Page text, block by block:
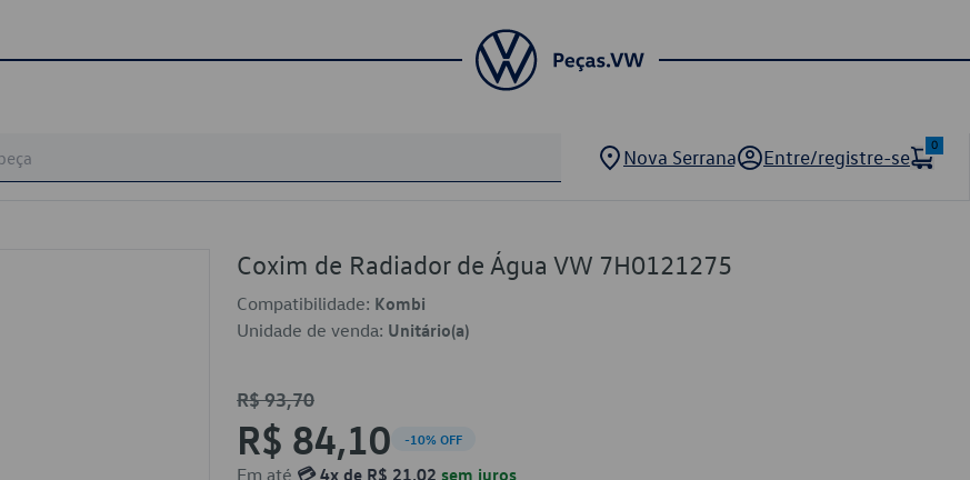
Nova Serrana Entre/registre-se
0
Coxim de Radiador de Água VW 7H0121275
Compatibilidade: Kombi
Unidade de venda: Unitário(a)
R$ 93,70
R$ 84,10 -10% OFF
Em até 💳 4x de R$ 21,02 sem juros